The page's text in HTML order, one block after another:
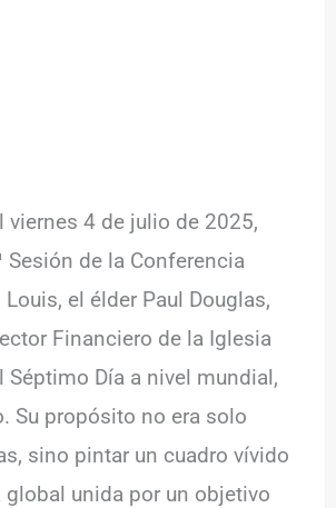
viernes 4 de julio de 2025,
Sesión de la Conferencia
Louis, el élder Paul Douglas,
Financiero de la Iglesia
Séptimo Día a nivel mundial,
Su propósito no era solo
sino pintar un cuadro vívido
global unida por un objetivo